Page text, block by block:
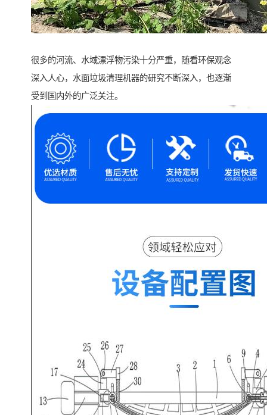
很多的河流、水域漂浮物污染十分严重，随看环保观念
深入人心，水面垃圾清理机器的研究不断深入，也逐渐
受到国内外的广泛关注。